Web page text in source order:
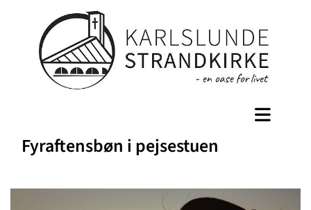
Fyraftensbøn i pejsestuen